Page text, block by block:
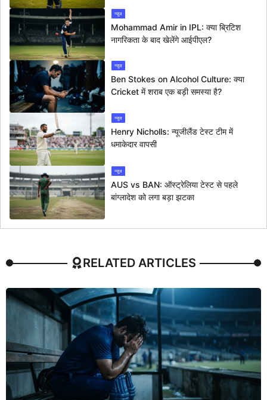
न्यूज
Mohammad Amir in IPL: क्या ब्रिटिश
नागरिकता के बाद खेलेंगे आईपीएल?
न्यूज
Ben Stokes on Alcohol Culture: क्या
Cricket में शराब एक बड़ी समस्या है?
न्यूज
Henry Nicholls: न्यूजीलैंड टेस्ट टीम में
धमाकेदार वापसी
न्यूज
AUS vs BAN: ऑस्ट्रेलिया टेस्ट से पहले
बांग्लादेश को लगा बड़ा झटका
RELATED ARTICLES